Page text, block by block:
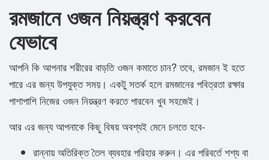
রমজানে ওজন নিয়ন্ত্রণ করবেন
যেভাবে
আপনি কি আপনার শরীরের বাড়তি ওজন কমাতে চান? তবে, রমজান ই হতে
পারে এর জন্য উপযুক্ত সময়। একটু সতর্ক হলে রমজানের পবিত্রতা রক্ষার
পাশাপাশি নিজের ওজন নিয়ন্ত্রণ করতে পারবেন খুব সহজেই।
আর এর জন্য আপনাকে কিছু বিষয় অবশ্যই মেনে চলতে হবে-
রান্নায় অতিরিক্ত তৈল ব্যবহার পরিহার করুন। এর পরিবর্তে শশ্য বা